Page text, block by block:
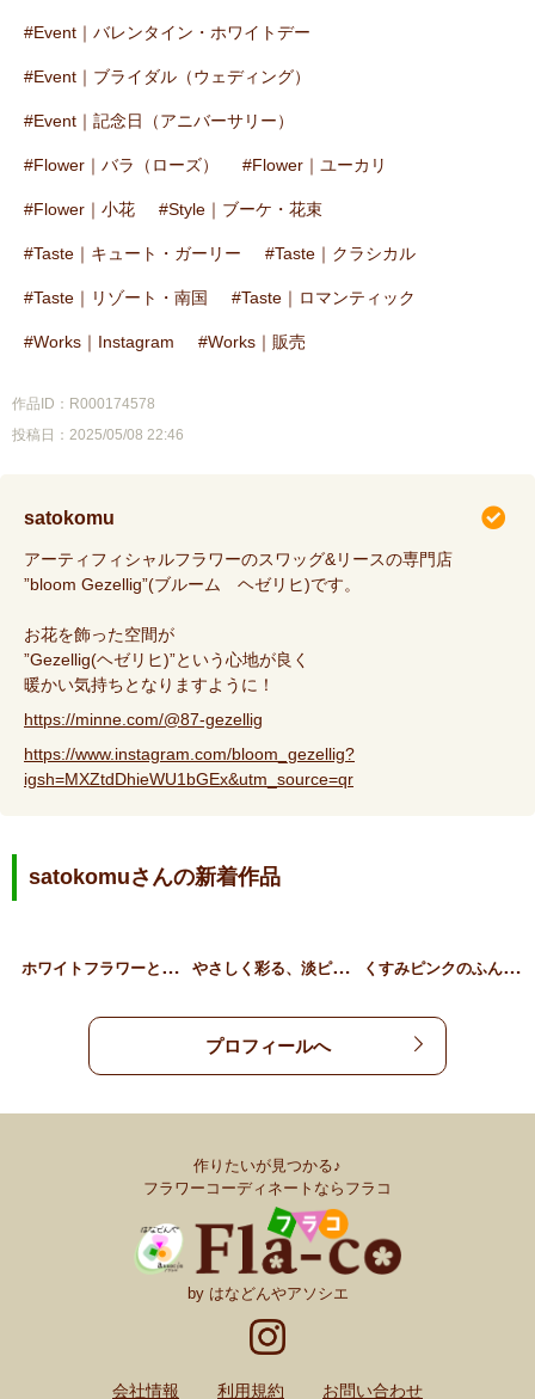
Event｜バレンタイン・ホワイトデー
Event｜ブライダル（ウェディング）
Event｜記念日（アニバーサリー）
Flower｜バラ（ローズ） Flower｜ユーカリ
Flower｜小花 Style｜ブーケ・花束
Taste｜キュート・ガーリー Taste｜クラシカル
Taste｜リゾート・南国 Taste｜ロマンティック
Works｜Instagram Works｜販売
作品ID：R000174578
投稿日：2025/05/08 22:46
satokomu
アーティフィシャルフラワーのスワッグ&リースの専門店
”bloom Gezellig”(ブルーム ヘゼリヒ)です。
お花を飾った空間が
”Gezellig(ヘゼリヒ)”という心地が良く
暖かい気持ちとなりますように！
https://minne.com/@87-gezellig
https://www.instagram.com/bloom_gezellig?
igsh=MXZtdDhieWU1bGEx&utm_source=qr
satokomuさんの新着作品
ホ
ワイトフラワーとグリーン… や
さしく彩る、淡ピンクのフ… く
すみピンクのふんわりウェ…
プロフィールへ
作りたいが見つかる♪
フラワーコーディネートならフラコ
by はなどんやアソシエ
会社情報 利用規約 お問い合わせ